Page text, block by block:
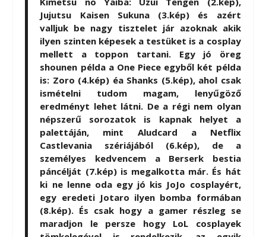
Jujutsu Kaisen Sukuna (3.kép) és azért
valljuk be nagy tisztelet jár azoknak akik
ilyen szinten képesek a testüket is a cosplay
mellett a toppon tartani. Egy jó öreg
shounen példa a One Piece egyből két példa
is: Zoro (4.kép) éa Shanks (5.kép), ahol csak
ismételni tudom magam, lenyűgöző
eredményt lehet látni. De a régi nem olyan
népszerű sorozatok is kapnak helyet a
palettáján, mint Aludcard a Netflix
Castlevania szériájából (6.kép), de a
személyes kedvencem a Berserk bestia
páncélját (7.kép) is megalkotta már. És hát
ki ne lenne oda egy jó kis JoJo cosplayért,
egy eredeti Jotaro ilyen bomba formában
(8.kép). És csak hogy a gamer részleg se
maradjon le persze hogy LoL cosplayek